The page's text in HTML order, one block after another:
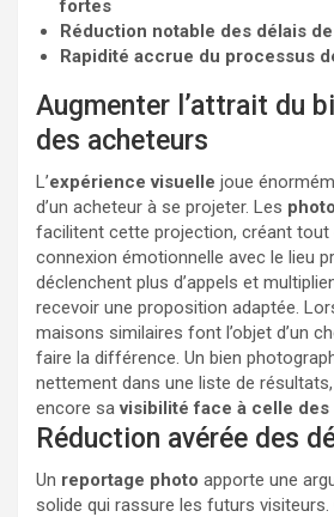
fortes
Réduction notable des délais
Rapidité accrue du processus
Augmenter l’attrait du
des acheteurs
L’expérience visuelle joue
d’un acheteur à se projeter. Les
facilitent cette projection, créant tout
connexion émotionnelle avec le lieu
déclenchent plus d’appels et
recevoir une proposition adaptée.
maisons similaires font l’objet d’un
faire la différence. Un bien
nettement dans une liste de
encore savisibilité face à celle
Réduction avérée des
Un reportage photo apporte une
solide qui rassure les futurs visiteurs.